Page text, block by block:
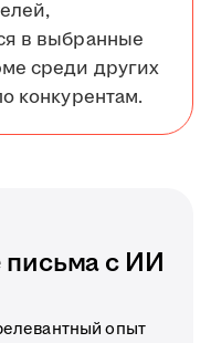
в выбранные
среди других
конкурентам.
с ИИ
опыт